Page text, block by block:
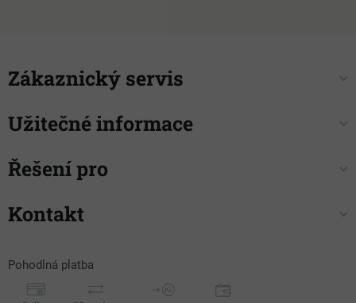
Zákaznický servis
Užitečné informace
Řešení pro
Kontakt
Pohodlná platba